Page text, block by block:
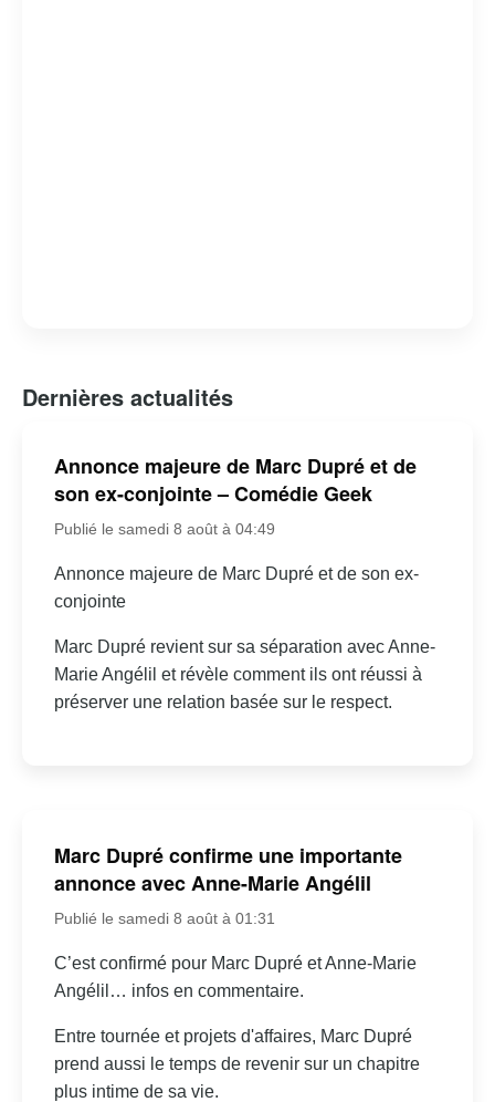
Dernières actualités
Annonce majeure de Marc Dupré et de
son ex-conjointe – Comédie Geek
Publié le samedi 8 août à 04:49
Annonce majeure de Marc Dupré et de son ex-
conjointe
Marc Dupré revient sur sa séparation avec Anne-
Marie Angélil et révèle comment ils ont réussi à
préserver une relation basée sur le respect.
Marc Dupré confirme une importante
annonce avec Anne-Marie Angélil
Publié le samedi 8 août à 01:31
C’est confirmé pour Marc Dupré et Anne-Marie
Angélil… infos en commentaire.
Entre tournée et projets d'affaires, Marc Dupré
prend aussi le temps de revenir sur un chapitre
plus intime de sa vie.